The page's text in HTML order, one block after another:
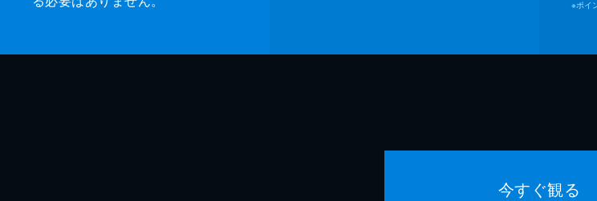
※ポイ
今すぐ観る